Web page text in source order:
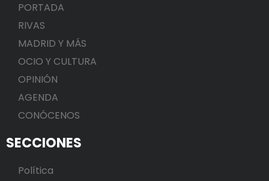
PORTADA
RIVAS
MADRID Y MÁS
OCIO Y CULTURA
OPINIÓN
AGENDA
CONÓCENOS
SECCIONES
Política